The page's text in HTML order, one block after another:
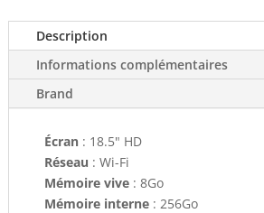
Description
Informations complémentaires
Brand
Écran: 18.5" HD
Réseau : Wi-Fi
Mémoire vive: 8Go
Mémoire interne: 256Go